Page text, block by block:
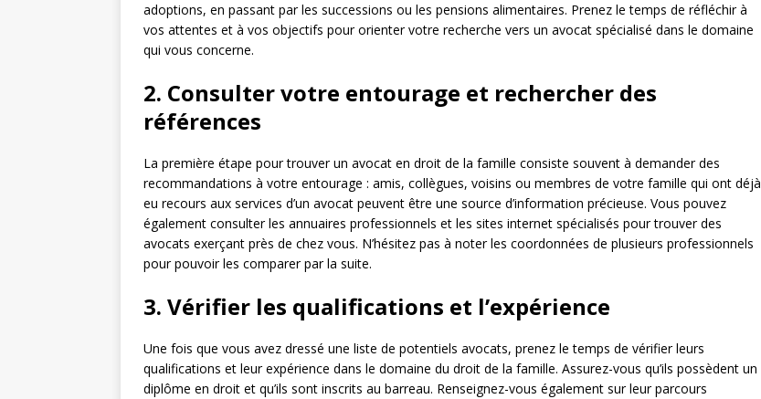
adoptions, en passant par les successions ou les pensions alimentaires. Prenez le temps de réfléchir à
vos attentes et à vos objectifs pour orienter votre recherche vers un avocat spécialisé dans le domaine
qui vous concerne.
2. Consulter votre entourage et rechercher des
références
La première étape pour trouver un avocat en droit de la famille consiste souvent à demander des
recommandations à votre entourage : amis, collègues, voisins ou membres de votre famille qui ont déjà
eu recours aux services d’un avocat peuvent être une source d’information précieuse. Vous pouvez
également consulter les annuaires professionnels et les sites internet spécialisés pour trouver des
avocats exerçant près de chez vous. N’hésitez pas à noter les coordonnées de plusieurs professionnels
pour pouvoir les comparer par la suite.
3. Vérifier les qualifications et l’expérience
Une fois que vous avez dressé une liste de potentiels avocats, prenez le temps de vérifier leurs
qualifications et leur expérience dans le domaine du droit de la famille. Assurez-vous qu’ils possèdent un
diplôme en droit et qu’ils sont inscrits au barreau. Renseignez-vous également sur leur parcours